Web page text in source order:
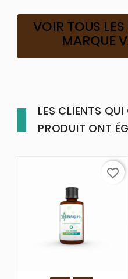
VOIR TOUS
MARQUE
LES CLIENTS
PRODUIT ONT
favorite_border